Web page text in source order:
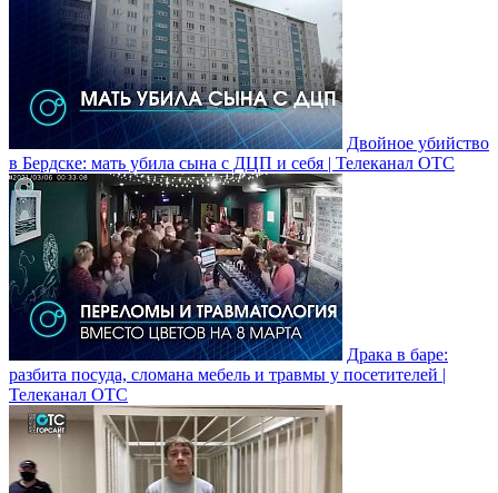
Двойное убийство
в Бердске: мать убила сына с ДЦП и себя | Телеканал ОТС
Драка в баре:
разбита посуда, сломана мебель и травмы у посетителей |
Телеканал ОТС